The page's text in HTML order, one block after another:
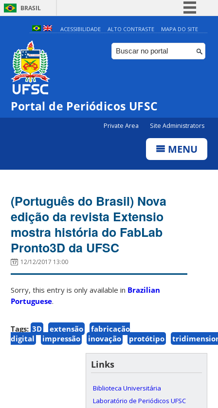
BRASIL
Simplifique!
Comunica BR
Participe
Canais
ACESSIBILIDADE ALTO CONTRASTE MAPA DO SITE
Portal de Periódicos UFSC
Private Area Site Administrators
MENU
(Português do Brasil) Nova
edição da revista Extensio
mostra história do FabLab
Pronto3D da UFSC
12/12/2017 13:00
Sorry, this entry is only available in Brazilian
Portuguese.
Tags: 3D extensão
fabricação
digital
impressão inovação protótipo
Links
Biblioteca Universitária
Laboratório de Periódicos UFSC